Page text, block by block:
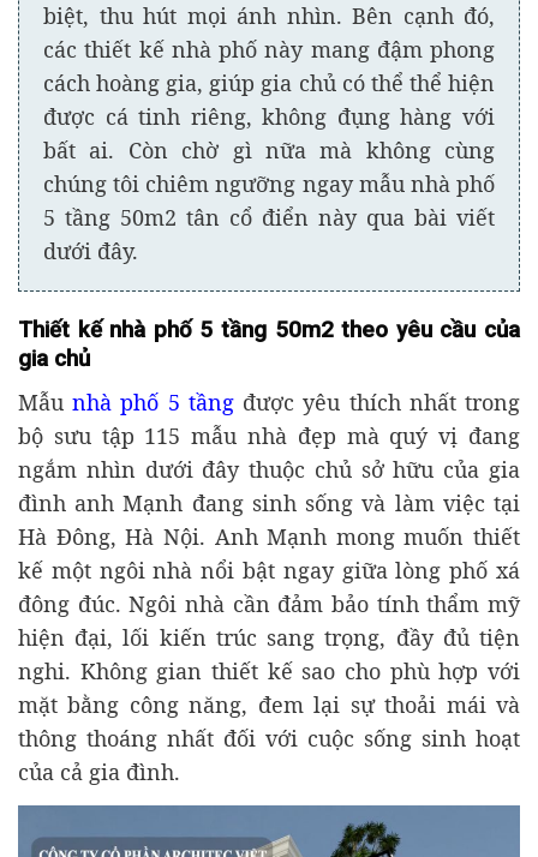
biệt, thu hút mọi ánh nhìn. Bên cạnh đó,
các thiết kế nhà phố này mang đậm phong
cách hoàng gia, giúp gia chủ có thể thể hiện
được cá tinh riêng, không đụng hàng với
bất ai. Còn chờ gì nữa mà không cùng
chúng tôi chiêm ngưỡng ngay mẫu nhà phố
5 tầng 50m2 tân cổ điển này qua bài viết
dưới đây.
Thiết kế nhà phố 5 tầng 50m2 theo yêu cầu của
gia chủ
Mẫunhà phố 5 tầngđược yêu thích nhất trong
bộ sưu tập 115 mẫu nhà đẹp mà quý vị đang
ngắm nhìn dưới đây thuộc chủ sở hữu của gia
đình anh Mạnh đang sinh sống và làm việc tại
Hà Đông, Hà Nội. Anh Mạnh mong muốn thiết
kế một ngôi nhà nổi bật ngay giữa lòng phố xá
đông đúc. Ngôi nhà cần đảm bảo tính thẩm mỹ
hiện đại, lối kiến trúc sang trọng, đầy đủ tiện
nghi. Không gian thiết kế sao cho phù hợp với
mặt bằng công năng, đem lại sự thoải mái và
thông thoáng nhất đối với cuộc sống sinh hoạt
của cả gia đình.